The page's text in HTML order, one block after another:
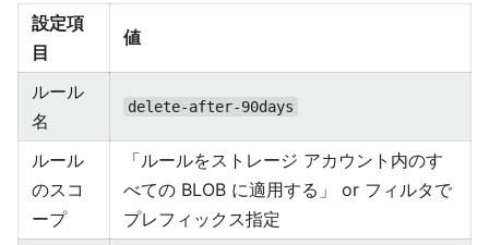
設定項
目
値
ルール
名
delete-after-90days
ルール
のスコ
ープ
「ルールをストレージ アカウント内のす
べての BLOB に適用する」 or フィルタで
プレフィックス指定